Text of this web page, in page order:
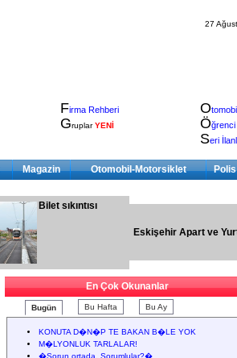
27
Firma Rehberi
GruplarYENİ
O
Öğrenci
Seri
Magazin Otomobil-Motorsiklet Polis
Bilet sıkıntısı
Eskişehir Apart ve
En Çok Okunanlar
Bugün Bu Hafta Bu Ay
KONUTA D�N�P TE BAKAN B�LE YOK
M�LYONLUK TARLALAR!
�Sorun ortada, Sorumlular?�